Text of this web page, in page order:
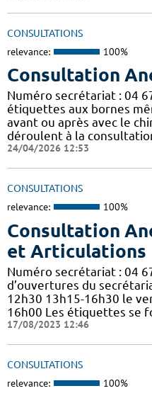
CONSULTATIONS
relevance: 100%
Consultation
Numéro secrétariat : 04
étiquettes aux bornes
avant ou après avec le
déroulent à la
24/04/2026 12:53
CONSULTATIONS
relevance: 100%
Consultation
et Articulations
Numéro secrétariat : 04
d’ouvertures du
12h30 13h15-16h30 le
16h00 Les étiquettes se
17/08/2023 12:46
CONSULTATIONS
relevance: 100%